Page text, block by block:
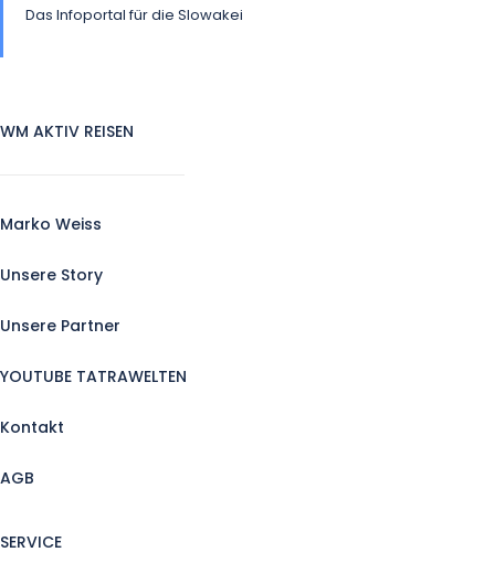
Das Infoportal für die Slowakei
WM AKTIV REISEN
Marko Weiss
Unsere Story
Unsere Partner
YOUTUBE TATRAWELTEN
Kontakt
AGB
SERVICE